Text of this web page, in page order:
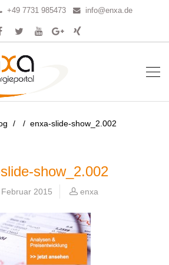
+49 7731 985473 info@enxa.de
enxa-slide-show_2.002
show_2.002
2015 enxa